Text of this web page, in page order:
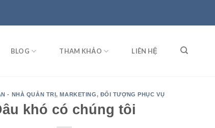
BLOG THAM KHẢO LIÊN HỆ
- NHÀ QUẢN TRỊ,MARKETING, ĐỐI TƯỢNG PHỤC VỤ
khó có chúng tôi